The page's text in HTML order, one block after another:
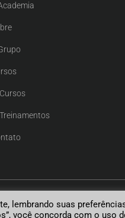
Cursos
Treinamentos
lembrando suas
você concorda com o uso